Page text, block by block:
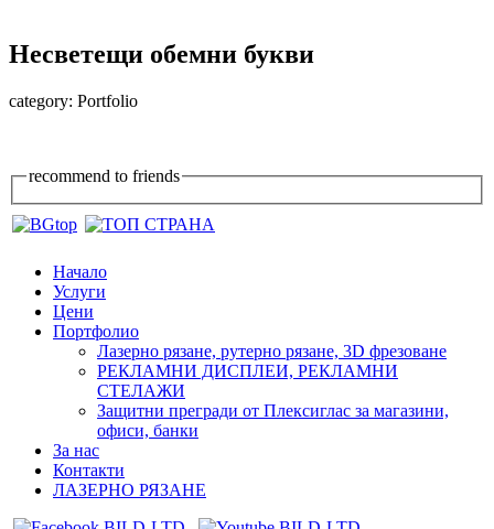
Несветещи обемни букви
category: Portfolio
recommend to friends
Начало
Услуги
Цени
Портфолио
Лазерно рязане, рутерно рязане, 3D фрезоване
РЕКЛАМНИ ДИСПЛЕИ, РЕКЛАМНИ
СТЕЛАЖИ
Защитни прегради от Плексиглас за магазини,
офиси, банки
За нас
Контакти
ЛАЗЕРНО РЯЗАНЕ